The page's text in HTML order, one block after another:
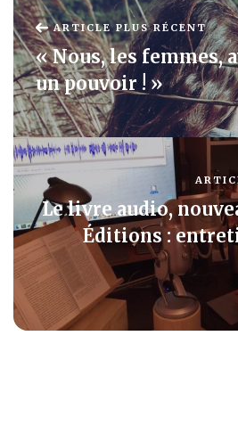
ARTICLE PLUS RÉCENT
« Nous, les femmes,
un pouvoir ! »
Le livre audio,
Éditions :